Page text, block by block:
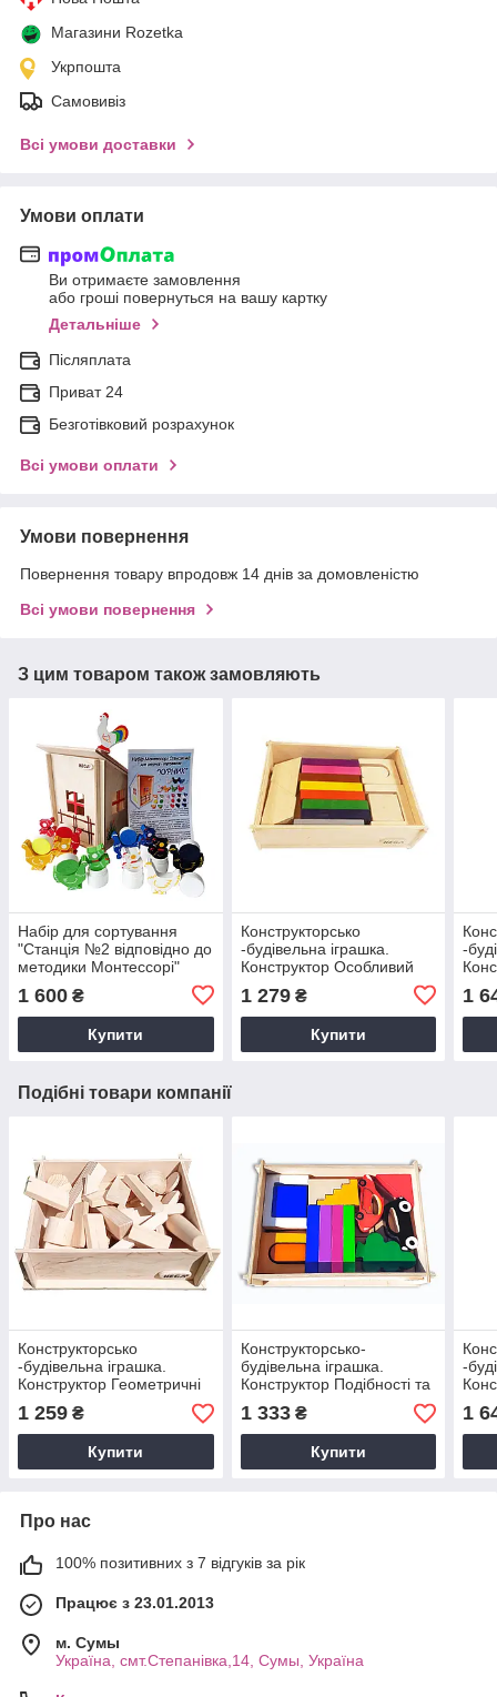
Магазини Rozetka
Укрпошта
Самовивіз
Всі умови доставки
Умови оплати
Ви отримаєте замовлення
або гроші повернуться на вашу картку
Детальніше
Післяплата
Приват 24
Безготівковий розрахунок
Всі умови оплати
Умови повернення
Повернення товару впродовж 14 днів за домовленістю
Всі умови повернення
З цим товаром також замовляють
Набiр для сортування
"Станцiя №2 вiдповiдно до
методики Moнтeccopi"
1 600 ₴
Купити
Конструкторсько
-будiвельна iграшка.
Конструктор Особливий
1 279₴
Купити
-
1
Подібні товари компанії
Конструкторсько
-будiвельна iграшка.
Конструктор Геометричні
форми
1 259 ₴
Купити
Конструкторсько-
будiвельна iграшка.
Конструктор Подібності та
Відмінності
1 333₴
Купити
-
1
Про нас
100% позитивних з 7 відгуків за рік
Працює з 23.01.2013
м. Cумы
Україна, смт.Степанівка,14, Cумы, Україна